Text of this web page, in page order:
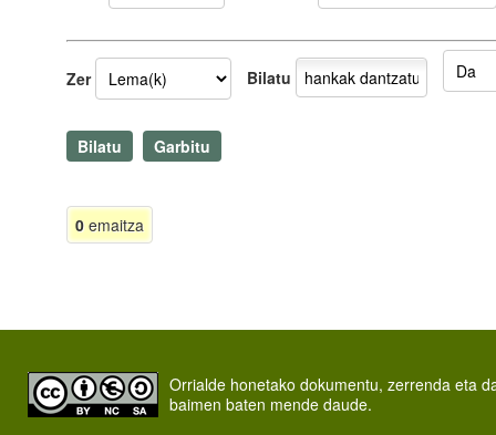
Zer Bilatu
0 emaitza
Orrialde honetako dokumentu, zerrenda eta
baimen baten mende daude.